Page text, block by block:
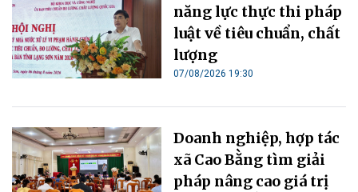
năng lực thực thi pháp
luật về tiêu chuẩn, chất
lượng
07/08/2026 19:30
Doanh nghiệp, hợp tác
xã Cao Bằng tìm giải
pháp nâng cao giá trị